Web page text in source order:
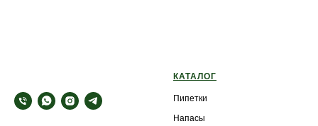
КАТАЛОГ
Пипетки
Напасы